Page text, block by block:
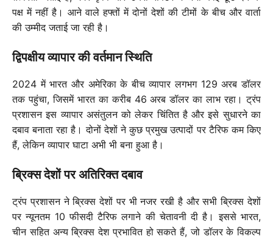
पक्ष में नहीं है। आने वाले हफ्तों में दोनों देशों की टीमों के बीच और वार्ता
की उम्मीद जताई जा रही है।
द्विपक्षीय व्यापार की वर्तमान स्थिति
2024 में भारत और अमेरिका के बीच व्यापार लगभग 129 अरब डॉलर
तक पहुंचा, जिसमें भारत का करीब 46 अरब डॉलर का लाभ रहा। ट्रंप
प्रशासन इस व्यापार असंतुलन को लेकर चिंतित है और इसे सुधारने का
दबाव बनाता रहा है। दोनों देशों ने कुछ प्रमुख उत्पादों पर टैरिफ कम किए
हैं, लेकिन व्यापार घाटा अभी भी बना हुआ है।
ब्रिक्स देशों पर अतिरिक्त दबाव
ट्रंप प्रशासन ने ब्रिक्स देशों पर भी नजर रखी है और सभी ब्रिक्स देशों
पर न्यूनतम 10 फीसदी टैरिफ लगाने की चेतावनी दी है। इससे भारत,
चीन सहित अन्य ब्रिक्स देश प्रभावित हो सकते हैं, जो डॉलर के विकल्प